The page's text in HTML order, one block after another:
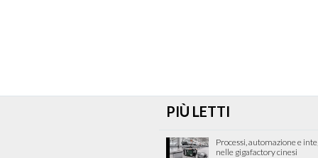
PIÙ LETTI
Processi, automazione e
nelle gigafactory cinesi